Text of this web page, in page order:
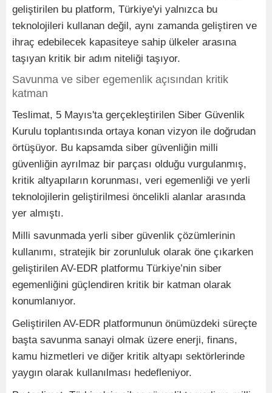
geliştirilen bu platform, Türkiye'yi yalnızca bu
teknolojileri kullanan değil, aynı zamanda geliştiren ve
ihraç edebilecek kapasiteye sahip ülkeler arasına
taşıyan kritik bir adım niteliği taşıyor.
Savunma ve siber egemenlik açısından kritik
katman
Teslimat, 5 Mayıs'ta gerçekleştirilen Siber Güvenlik
Kurulu toplantısında ortaya konan vizyon ile doğrudan
örtüşüyor. Bu kapsamda siber güvenliğin milli
güvenliğin ayrılmaz bir parçası olduğu vurgulanmış,
kritik altyapıların korunması, veri egemenliği ve yerli
teknolojilerin geliştirilmesi öncelikli alanlar arasında
yer almıştı.
Milli savunmada yerli siber güvenlik çözümlerinin
kullanımı, stratejik bir zorunluluk olarak öne çıkarken
geliştirilen AV-EDR platformu Türkiye’nin siber
egemenliğini güçlendiren kritik bir katman olarak
konumlanıyor.
Geliştirilen AV-EDR platformunun önümüzdeki süreçte
başta savunma sanayi olmak üzere enerji, finans,
kamu hizmetleri ve diğer kritik altyapı sektörlerinde
yaygın olarak kullanılması hedefleniyor.